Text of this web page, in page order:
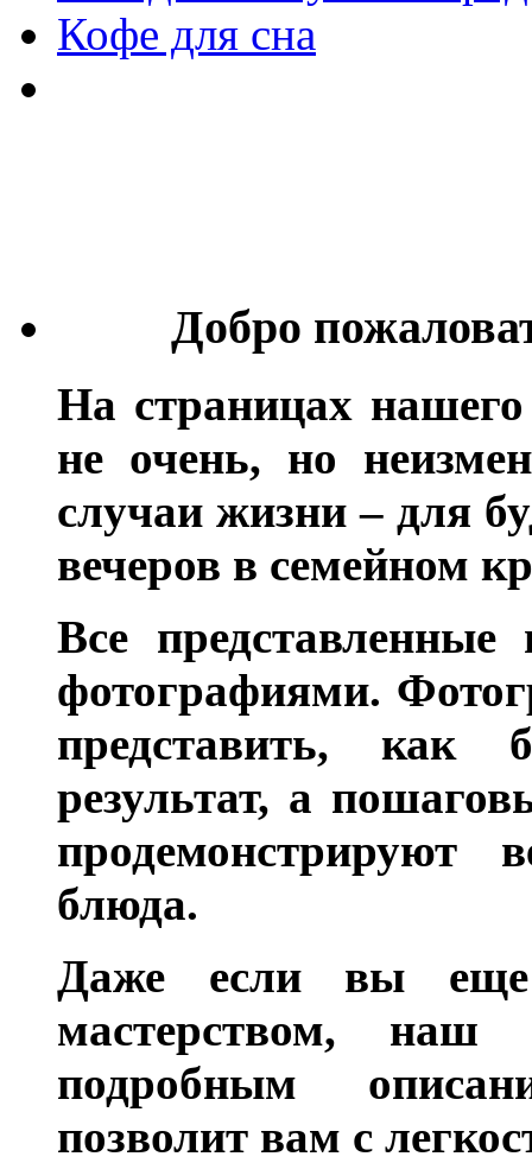
Кофе для сна
Добро
На страницах
не очень, но
случаи жизни – для
вечеров в семейном
Все
фотографиями.
представить, как
результат, а
продемонстрируют
блюда.
Даже если вы еще
мастерством,
подробным
позволит вам с